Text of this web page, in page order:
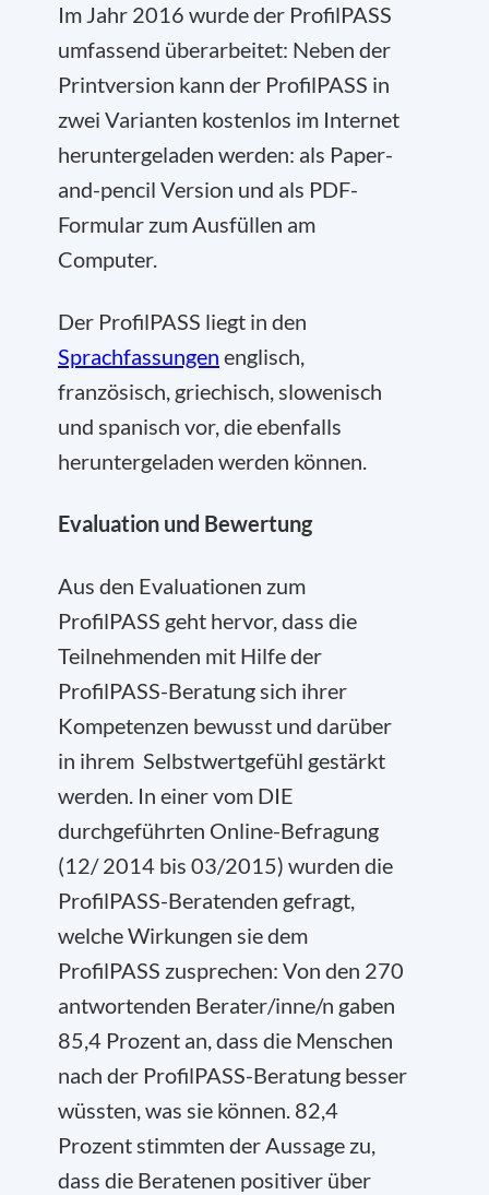
Im Jahr 2016 wurde der ProfilPASS
umfassend überarbeitet: Neben der
Printversion kann der ProfilPASS in
zwei Varianten kostenlos im Internet
heruntergeladen werden: als Paper-
and-pencil Version und als PDF-
Formular zum Ausfüllen am
Computer.
Der ProfilPASS liegt in den
Sprachfassungen englisch,
französisch, griechisch, slowenisch
und spanisch vor, die ebenfalls
heruntergeladen werden können.
Evaluation und Bewertung
Aus den Evaluationen zum
ProfilPASS geht hervor, dass die
Teilnehmenden mit Hilfe der
ProfilPASS-Beratung sich ihrer
Kompetenzen bewusst und darüber
in ihrem Selbstwertgefühl gestärkt
werden. In einer vom DIE
durchgeführten Online-Befragung
(12/ 2014 bis 03/2015) wurden die
ProfilPASS-Beratenden gefragt,
welche Wirkungen sie dem
ProfilPASS zusprechen: Von den 270
antwortenden Berater/inne/n gaben
85,4 Prozent an, dass die Menschen
nach der ProfilPASS-Beratung besser
wüssten, was sie können. 82,4
Prozent stimmten der Aussage zu,
dass die Beratenen positiver über